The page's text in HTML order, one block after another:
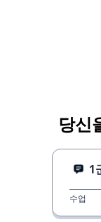
당신
1
수업